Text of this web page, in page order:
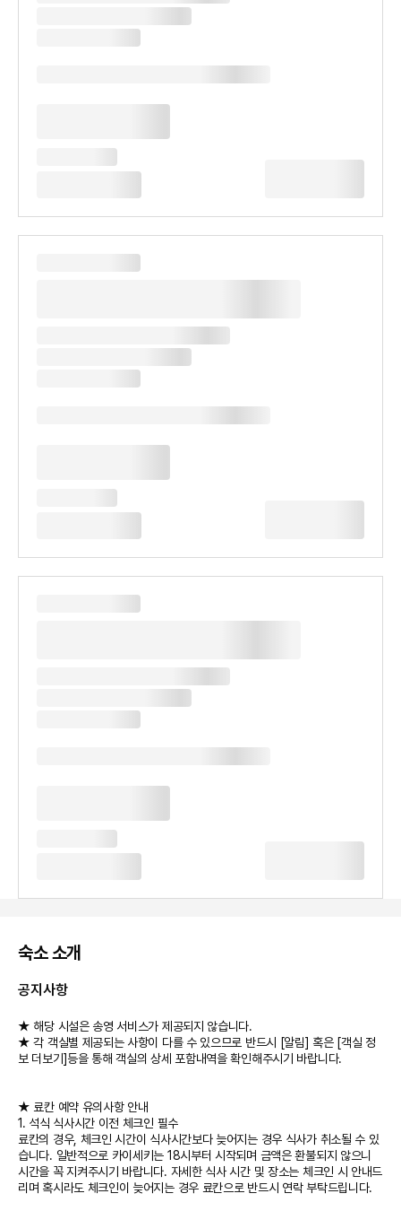
사계절의 변화가 빠른 유후인, 그 안에서 나오는 신선한 재료만을 사용하여
남녀노소 누구나, 가족과 함께하기에 편리한 시설
유모차나 휠체어를 이용하시기에 편리합니다. (다다미 내에서는 휠체어를 사
숙소 소개
공지사항
★ 해당 시설은 송영 서비스가 제공되지 않습니다.
★ 각 객실별 제공되는 사항이 다를 수 있으므로 반드시 [알림] 혹은 [객실 정
보 더보기]등을 통해 객실의 상세 포함내역을 확인해주시기 바랍니다.
★ 료칸 예약 유의사항 안내
1. 석식 식사시간 이전 체크인 필수
료칸의 경우, 체크인 시간이 식사시간보다 늦어지는 경우 식사가 취소될 수 있
습니다. 일반적으로 카이세키는 18시부터 시작되며 금액은 환불되지 않으니
시간을 꼭 지켜주시기 바랍니다. 자세한 식사 시간 및 장소는 체크인 시 안내드
리며 혹시라도 체크인이 늦어지는 경우 료칸으로 반드시 연락 부탁드립니다.